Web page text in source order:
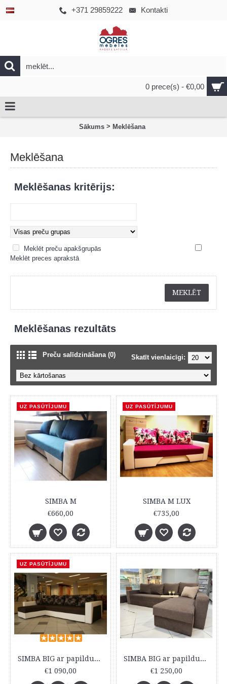
+371 29859222 Kontakti
0 prece(s) - €0,00
Sākums > Meklēšana
Meklēšana
Meklēšanas kritērijs:
Meklēt preču apakšgrupās
Meklēt preces aprakstā
Meklēšanas rezultāts
Preču salīdzināšana (0) Skatīt vienlaicīgi:
UZ PASŪTĪJUMU
SIMBA M
€660,00
UZ PASŪTĪJUMU
SIMBA M LUX
€735,00
UZ PASŪTĪJUMU
SIMBA BIG ar papildus veļas kasti
€1 090,00
SIMBA BIG ar papildus veļas kasti
€1 250,00